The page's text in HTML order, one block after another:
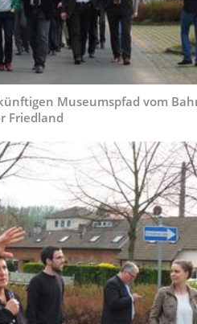
Museumspfad vom
Friedland